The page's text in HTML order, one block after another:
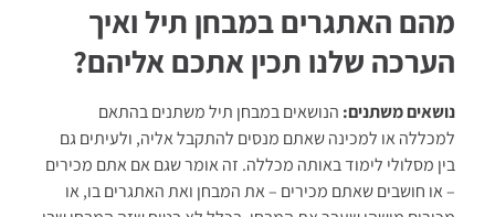
מהם האתגרים במבחן תיל ואיך
הערכה שלנו תכין אתכם אליהם?
נושאים משתנים: הנושאים במבחן תיל משתנים בהתאם
למכללה או למכינה שאתם מנסים להתקבל אליה, ולעיתים גם
בין מסלולי לימוד באותה מכללה. זה אומר שגם אם אתם מכירים
– או חושבים שאתם מכירים – את המבחן ואת האתגרים בו, או